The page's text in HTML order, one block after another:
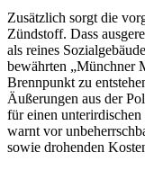
Zusätzlich sorgt die
Zündstoff. Dass
als reines
bewährten „Münchner
Brennpunkt zu
Äußerungen aus der
für einen
warnt vor
sowie drohenden